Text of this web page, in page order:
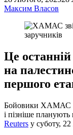
Максим Власов
Це
на
першого
Бойовики ХАМАС
і пізніше
Reuters у суботу,